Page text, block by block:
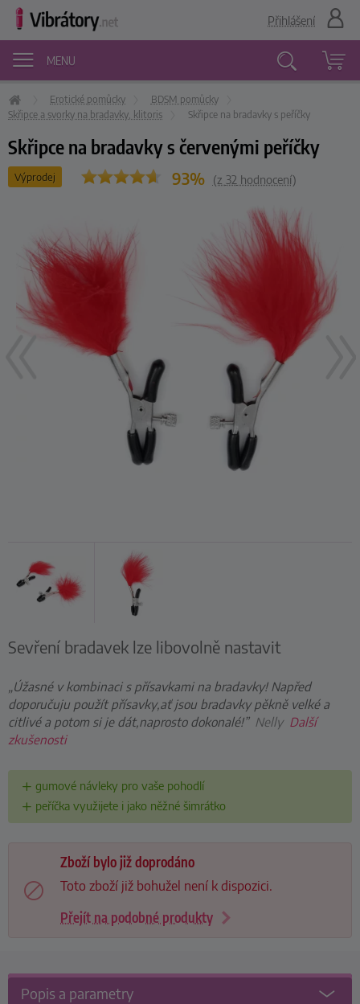
MENU
Přihlášení
Erotické pomůcky
BDSM pomůcky
Skřipce a svorky na bradavky, klitoris
Skřipce na bradavky s peříčky
Skřipce na bradavky s červenými peříčky
Výprodej 93% (z 32 hodnocení)
Sevření bradavek lze libovolně nastavit
„Úžasné v kombinaci s přísavkami na bradavky! Napřed
doporučuju použít přísavky,ať jsou bradavky pěkně velké a
citlivé a potom si je dát,naprosto dokonalé!” Nelly Další
zkušenosti
gumové návleky pro vaše pohodlí
peříčka využijete i jako něžné šimrátko
Zboží bylo již doprodáno
Toto zboží již bohužel není k dispozici.
Přejít na podobné produkty
Popis a parametry